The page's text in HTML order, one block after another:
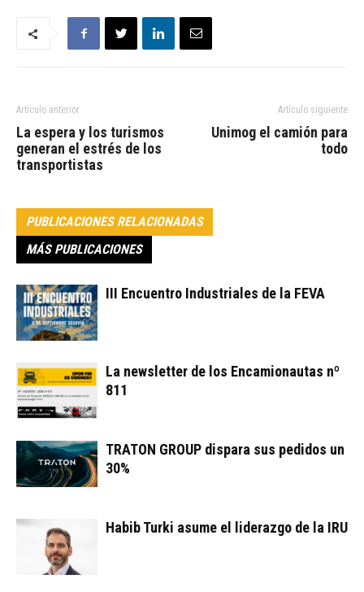
Artículo anterior
La espera y los turismos
generan el estrés de los
transportistas
Artículo siguiente
Unimog el camión para
todo
PUBLICACIONES RELACIONADAS
MÁS PUBLICACIONES
III Encuentro Industriales de la FEVA
La newsletter de los Encamionautas nº
811
TRATON GROUP dispara sus pedidos un
30%
Habib Turki asume el liderazgo de la IRU